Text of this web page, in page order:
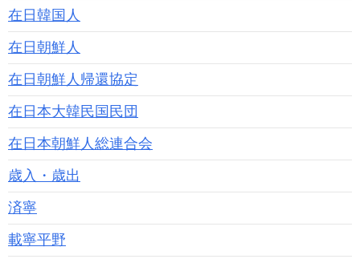
在日韓国人
在日朝鮮人
在日朝鮮人帰還協定
在日本大韓民国民団
在日本朝鮮人総連合会
歳入・歳出
済寧
載寧平野